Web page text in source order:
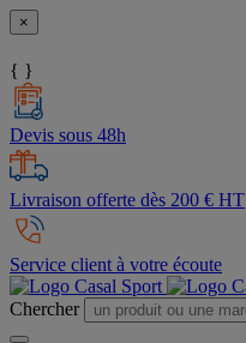
×
{ }
Devis sous 48h
Livraison offerte dès 200 € HT
Service client à votre écoute
Chercher